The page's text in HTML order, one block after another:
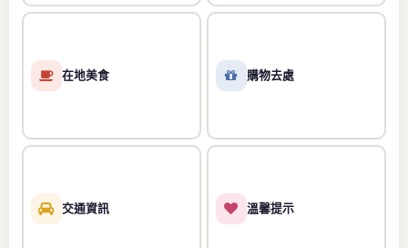
在地美食 購物去處
交通資訊 溫馨提示